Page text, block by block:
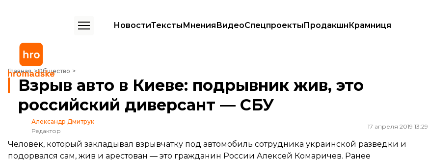
НовостиТекстыМненияВидеоСпецпроектыПродакшнКрамниця
Главная Общество
Взрыв авто в Киеве: подрывник жив, это российский диверсант — СБУ
Взрыв авто в Киеве: подрывник жив, это
российский диверсант — СБУ
Александр Дмитрук
Редактор
17 апреля 2019 13:29
Человек, который закладывал взрывчатку под автомобиль сотрудника украинской разведки и
подорвался сам, жив и арестован — это гражданин России Алексей Комаричев. Ранее